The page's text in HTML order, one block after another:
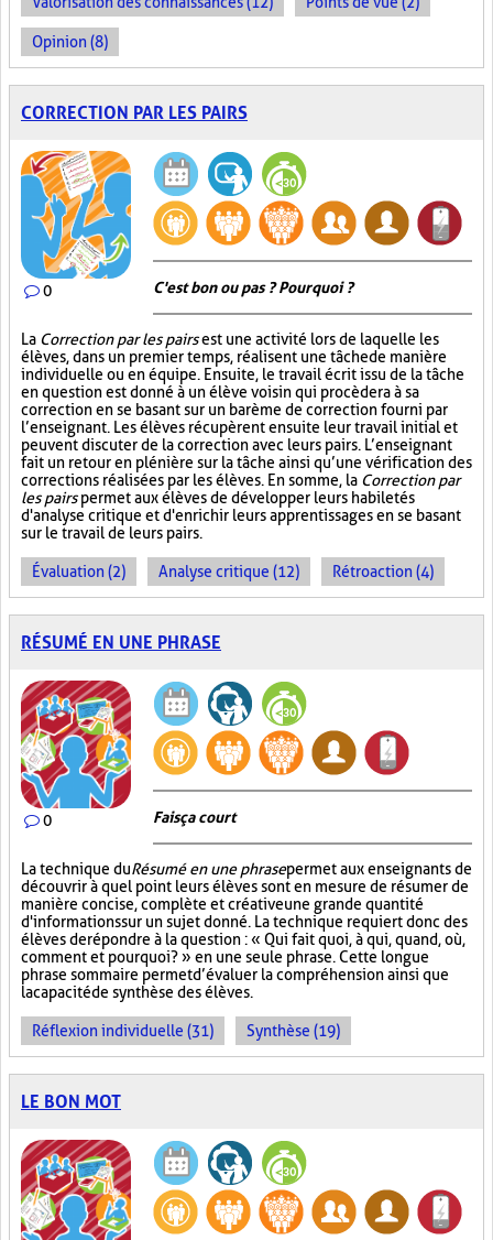
Opinion (8)
CORRECTION PAR LES PAIRS
0 C'est bon ou pas ? Pourquoi ?
La Correction par les pairsest une activité lors de laquelle les
élèves, dans un premier temps, réalisent une tâche de manière
individuelle ou en équipe. Ensuite, le travail écrit issu de la tâche
en question est donné à un élève voisin qui procèdera à sa
correction en se basant sur un barème de correction fourni par
l’enseignant. Les élèves récupèrent ensuite leur travail initial et
peuvent discuter de la correction avec leurs pairs. L’enseignant
fait un retour en plénière sur la tâche ainsi qu’une vérification des
corrections réalisées par les élèves. En somme, la Correction par
les pairspermet aux élèves de développer leurs habiletés
d'analyse critique et d'enrichir leurs apprentissages en se basant
sur le travail de leurs pairs.
Évaluation (2) Analyse critique (12) Rétroaction (4)
RÉSUMÉ EN UNE PHRASE
0 Fais ça court
La technique duRésumé en une phrasepermet aux enseignants de
découvrir à quel point leurs élèves sont en mesure de résumer de
manière concise, complète et créative une grande quantité
d'informations sur un sujet donné. La technique requiert donc des
élèves de répondre à la question : « Qui fait quoi, à qui, quand, où,
comment et pourquoi? » en une seule phrase. Cette longue
phrase sommaire permet d’évaluer la compréhension ainsi que
la capacité de synthèse des élèves.
Réflexion individuelle (31) Synthèse (19)
LE BON MOT